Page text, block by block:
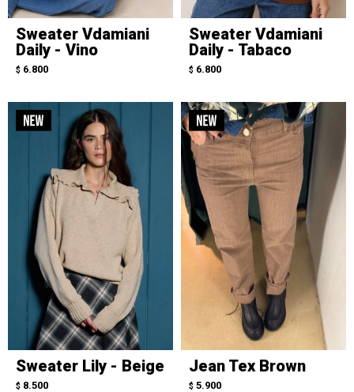
Sweater Vdamiani
Daily - Vino
$ 6.800
Sweater Vdamiani
Daily - Tabaco
$ 6.800
Sweater Lily - Beige
$ 8.500
Jean Tex Brown
$ 5.900